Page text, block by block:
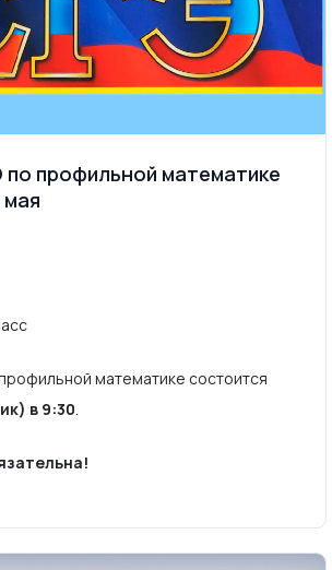
профильной математике
математике состоится
в 9:30